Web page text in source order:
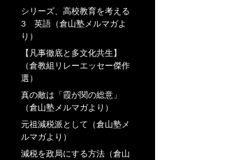
シリーズ、高校教育を考える
3 英語（倉山塾メルマガよ
り）
【凡事徹底と多文化共生】
（倉教組リレーエッセー傑作
選）
真の敵は「霞が関の総意」
（倉山塾メルマガより）
元祖減税派として（倉山塾メ
ルマガより）
減税を政局にする方法（倉山